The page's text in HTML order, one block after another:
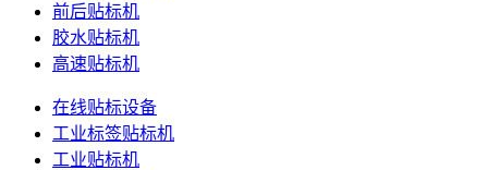
前后贴标机
胶水贴标机
高速贴标机
在线贴标设备
工业标签贴标机
工业贴标机